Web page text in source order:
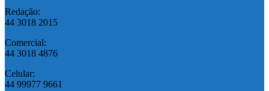
Redação:
44 3018 2015
Comercial:
44 3018 4876
Celular:
44 99977 9661